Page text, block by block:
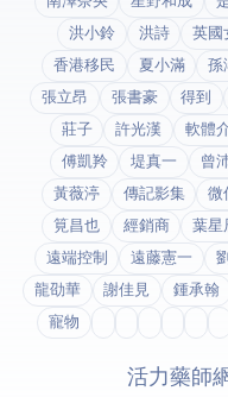
洪小鈴
洪詩 英國
香港移民
夏小滿 孫
張立昂
張書豪 得到app
莊子
許光漢 軟體
傅凱羚
堤真一 曾
黃薇渟
傳記影集 微
筧昌也
經銷商 葉星
遠端控制
遠藤憲一
龍劭華
謝佳見 鍾承翰
寵物
© 2026 活力